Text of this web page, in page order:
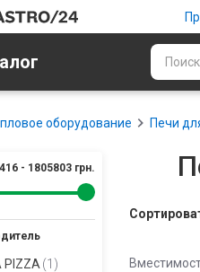
оборудование Печи
- 1805803 грн.
PIZZA 1